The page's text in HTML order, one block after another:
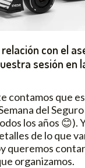
con el
sesión en
contamos que
del
los años 😊).
de lo que
queremos
organizamos.